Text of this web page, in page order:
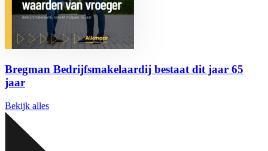
Bregman Bedrijfsmakelaardij bestaat dit jaar 65
jaar
Bekijk alles